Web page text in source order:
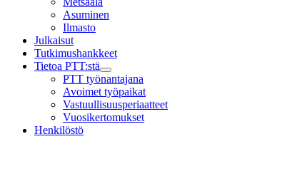
Asuminen
Ilmasto
Julkaisut
Tutkimushankkeet
Tietoa PTT:stä
Child
menu
PTT työnantajana
Avoimet työpaikat
Vastuullisuusperiaatteet
Vuosikertomukset
Henkilöstö